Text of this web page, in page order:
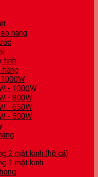
hãng
tính
hãng
- 1000W
- 800W
- 650W
- 500W
2 mặt kính (hồ cá)
1 mặt kính